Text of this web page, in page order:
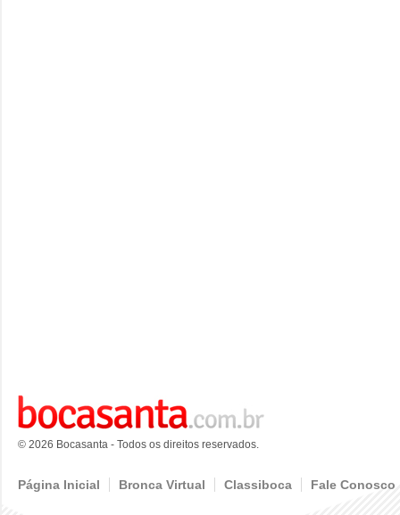
© 2026 Bocasanta - Todos os direitos reservados.
Página Inicial Bronca Virtual Classiboca Fale Conosco